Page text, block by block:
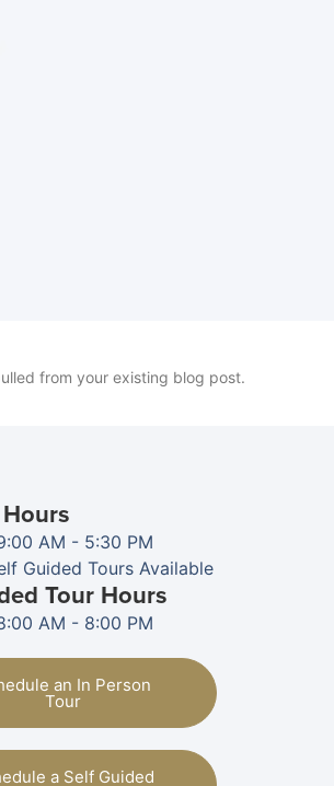
from your existing blog post.
AM - 5:30 PM
Guided Tours Available
Tour Hours
AM - 8:00 PM
an In Person
Tour
a Self Guided